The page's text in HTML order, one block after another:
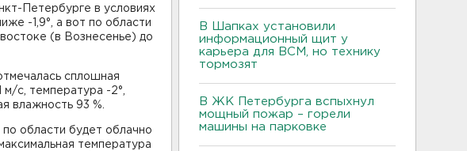
Петербурге в условиях
-1,9°, а вот по области
(в Вознесенье) до
сплошная
м/с, температура -2°,
влажность 93 %.
области будет облачно
температура
В Шапках установили
информационный щит у
карьера для ВСМ, но технику
тормозят
В ЖК Петербурга вспыхнул
мощный пожар – горели
машины на парковке